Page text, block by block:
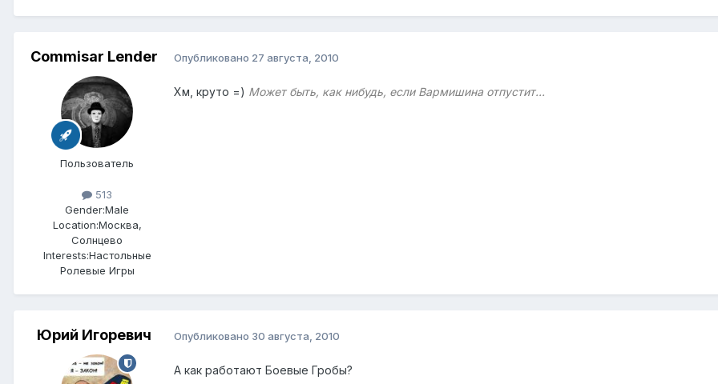
Commisar Lender
Пользователь
513
Gender:Male
Location:Москва,
Солнцево
Interests:Настольные
Ролевые Игры
Опубликовано 27 августа, 2010
Хм, круто =) Может быть, как нибудь, если Вармишина отпустит...
Юрий Игоревич Опубликовано 30 августа, 2010
А как работают Боевые Гробы?